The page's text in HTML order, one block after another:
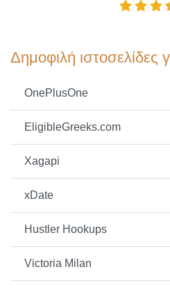
Δημοφιλή ιστοσελίδες
OnePlusOne
EligibleGreeks.com
Xagapi
xDate
Hustler Hookups
Victoria Milan